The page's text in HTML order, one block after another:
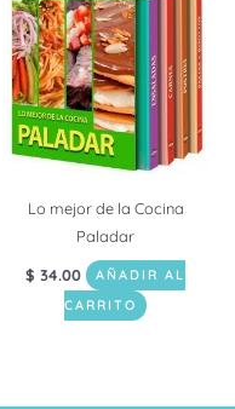
Lo mejor de la Cocina
Paladar
$ 34.00
AÑADIR AL
CARRITO